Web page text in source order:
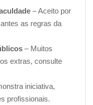
– Aceito por
as regras da
– Muitos
extras, consulte
iniciativa,
profissionais.